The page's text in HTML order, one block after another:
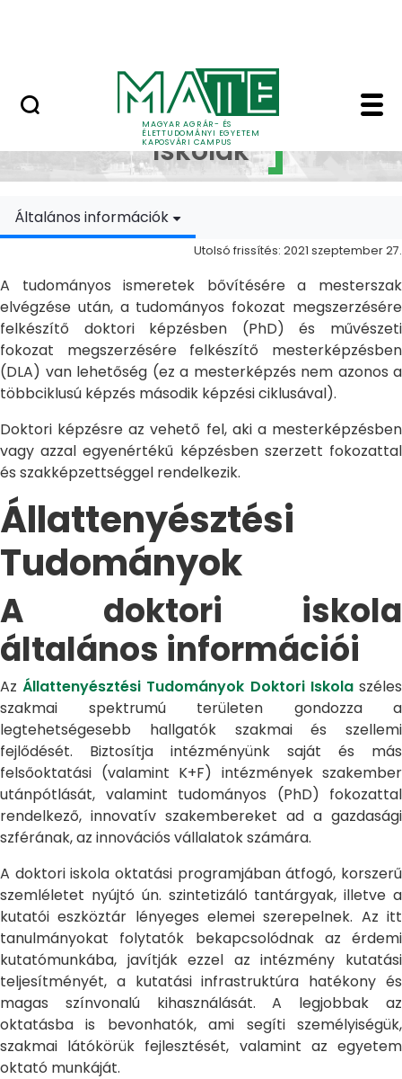
MAGYAR AGRÁR- ÉS
ÉLETTUDOMÁNYI EGYETEM
KAPOSVÁRI CAMPUS
Doktori Iskolák -
Doktori
Iskolák
Általános információk
Utolsó frissítés: 2021 szeptember 27.
A tudományos ismeretek bővítésére a mesterszak
elvégzése után, a tudományos fokozat megszerzésére
felkészítő doktori képzésben (PhD) és művészeti
fokozat megszerzésére felkészítő mesterképzésben
(DLA) van lehetőség (ez a mesterképzés nem azonos a
többciklusú képzés második képzési ciklusával).
Doktori képzésre az vehető fel, aki a mesterképzésben
vagy azzal egyenértékű képzésben szerzett fokozattal
és szakképzettséggel rendelkezik.
Állattenyésztési
Tudományok
A doktori iskola
általános információi
AzÁllattenyésztési Tudományok Doktori Iskolaszéles
szakmai spektrumú területen gondozza a
legtehetségesebb hallgatók szakmai és szellemi
fejlődését. Biztosítja intézményünk saját és más
felsőoktatási (valamint K+F) intézmények szakember
utánpótlását, valamint tudományos (PhD) fokozattal
rendelkező, innovatív szakembereket ad a gazdasági
szférának, az innovációs vállalatok számára.
A doktori iskola oktatási programjában átfogó, korszerű
szemléletet nyújtó ún. szintetizáló tantárgyak, illetve a
kutatói eszköztár lényeges elemei szerepelnek. Az itt
tanulmányokat folytatók bekapcsolódnak az érdemi
kutatómunkába, javítják ezzel az intézmény kutatási
teljesítményét, a kutatási infrastruktúra hatékony és
magas színvonalú kihasználását. A legjobbak az
oktatásba is bevonhatók, ami segíti személyiségük,
szakmai látókörük fejlesztését, valamint az egyetem
oktató munkáját.